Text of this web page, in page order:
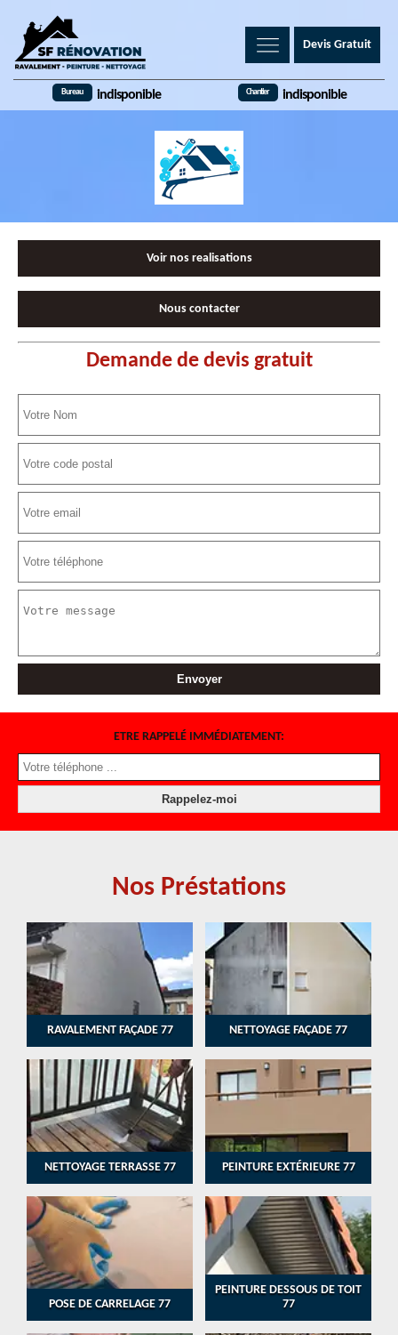
Devis Gratuit
Bureau indisponible Chantier indisponible
Voir nos realisations
Nous contacter
Demande de devis gratuit
ETRE RAPPELÉ IMMÉDIATEMENT:
Nos Préstations
RAVALEMENT FAÇADE 77 NETTOYAGE FAÇADE 77
NETTOYAGE TERRASSE 77 PEINTURE EXTÉRIEURE 77
POSE DE CARRELAGE 77
PEINTURE DESSOUS DE TOIT
77